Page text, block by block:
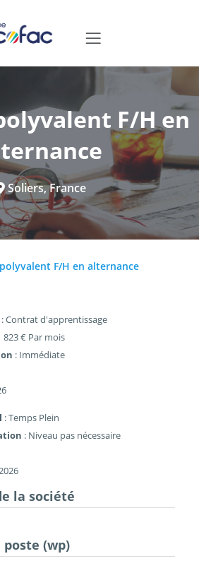
F/H en
Soliers, France
F/H en alternance
: Contrat d'apprentissage
823 € Par mois
: Immédiate
: Temps Plein
: Niveau pas nécessaire
la société
(wp)